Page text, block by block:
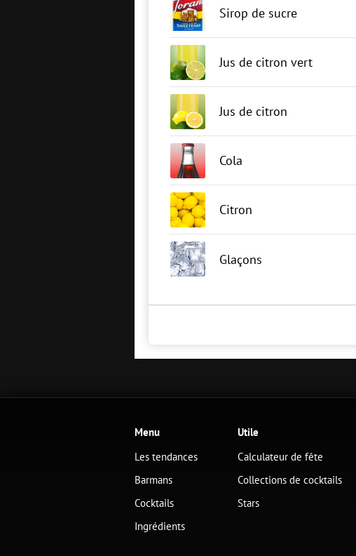
Sirop de sucre
Jus de citron vert
Jus de citron
Cola
Citron
Glaçons
Menu
Les tendances
Barmans
Cocktails
Ingrédients
Utile
Calculateur de fête
Collections de cocktails
Stars